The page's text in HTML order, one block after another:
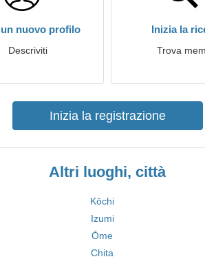
nuovo profilo
Descriviti
Inizia la
Trova
Inizia la registrazione
Altri luoghi, città
Kōchi
Izumi
Ōme
Chita